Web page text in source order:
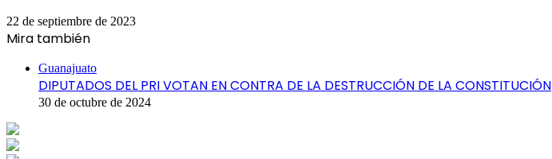
22 de septiembre de 2023
Mira también
Guanajuato
DIPUTADOS DEL PRI VOTAN EN CONTRA DE LA DESTRUCCIÓN DE LA CONSTITUCIÓN
30 de octubre de 2024